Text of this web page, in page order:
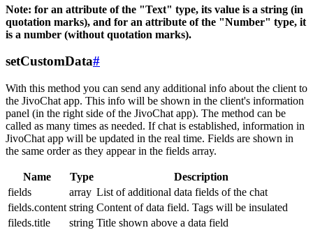
Note: for an attribute of the "Text" type, its value is a string (in
quotation marks), and for an attribute of the "Number" type, it
is a number (without quotation marks).
setCustomData#
With this method you can send any additional info about the client to
the JivoChat app. This info will be shown in the client's information
panel (in the right side of the JivoChat app). The method can be
called as many times as needed. If chat is established, information in
JivoChat app will be updated in the real time. Fields are shown in
the same order as they appear in the fields array.
Name Type
Description
fields
array List of additional data fields of the chat
fields.content string Content of data field. Tags will be insulated
fileds.title
string Title shown above a data field